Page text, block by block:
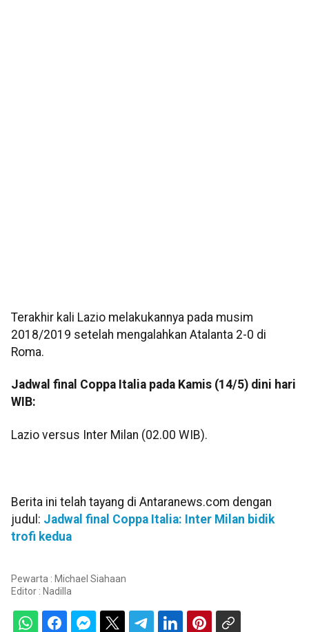
Terakhir kali Lazio melakukannya pada musim
2018/2019 setelah mengalahkan Atalanta 2-0 di
Roma.
Jadwal final Coppa Italia pada Kamis (14/5) dini hari
WIB:
Lazio versus Inter Milan (02.00 WIB).
Berita ini telah tayang di Antaranews.com dengan
judul: Jadwal final Coppa Italia: Inter Milan bidik
trofi kedua
Pewarta : Michael Siahaan
Editor : Nadilla